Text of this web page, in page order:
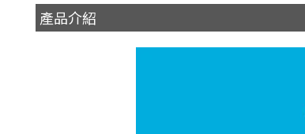
產品介紹